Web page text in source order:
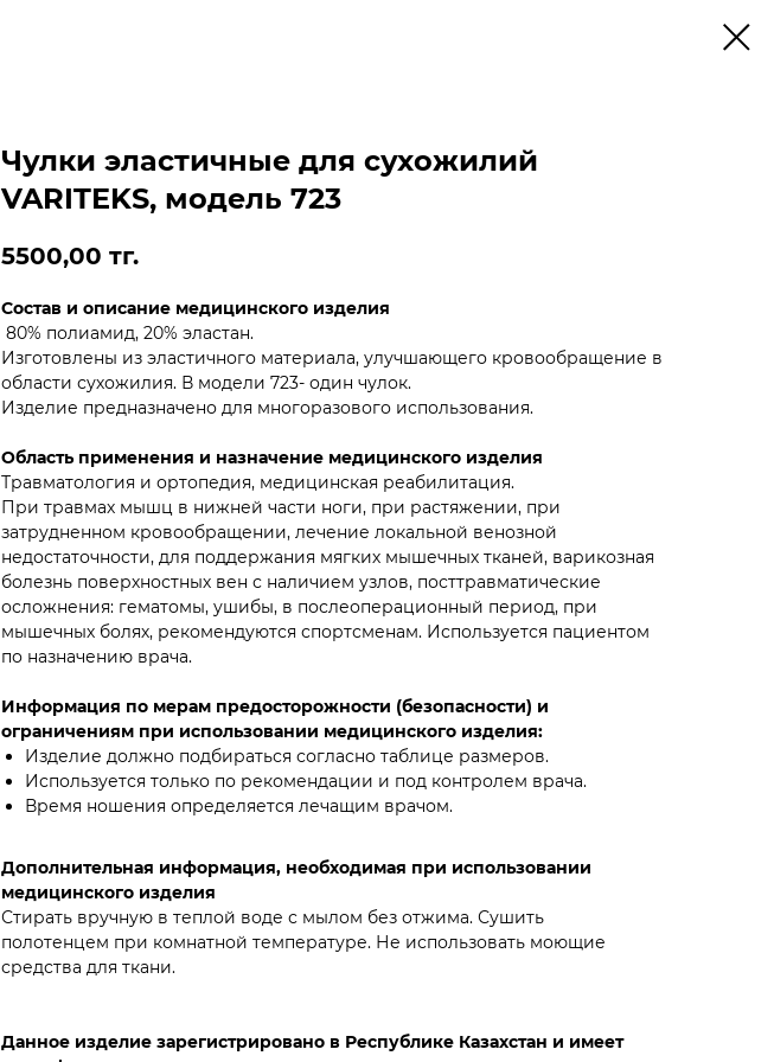
Чулки эластичные для сухожилий
VARITEKS, модель 723
5500,00 тг.
Состав и описание медицинского изделия
80% полиамид, 20% эластан.
Изготовлены из эластичного материала, улучшающего кровообращение в
области сухожилия. В модели 723- один чулок.
Изделие предназначено для многоразового использования.
Область применения и назначение медицинского изделия
Травматология и ортопедия, медицинская реабилитация.
При травмах мышц в нижней части ноги, при растяжении, при
затрудненном кровообращении, лечение локальной венозной
недостаточности, для поддержания мягких мышечных тканей, варикозная
болезнь поверхностных вен с наличием узлов, посттравматические
осложнения: гематомы, ушибы, в послеоперационный период, при
мышечных болях, рекомендуются спортсменам. Используется пациентом
по назначению врача.
Информация по мерам предосторожности (безопасности) и
ограничениям при использовании медицинского изделия:
Изделие должно подбираться согласно таблице размеров.
Используется только по рекомендации и под контролем врача.
Время ношения определяется лечащим врачом.
Дополнительная информация, необходимая при использовании
медицинского изделия
Стирать вручную в теплой воде с мылом без отжима. Сушить
полотенцем при комнатной температуре. Не использовать моющие
средства для ткани.
Данное изделие зарегистрировано в Республике Казахстан и имеет